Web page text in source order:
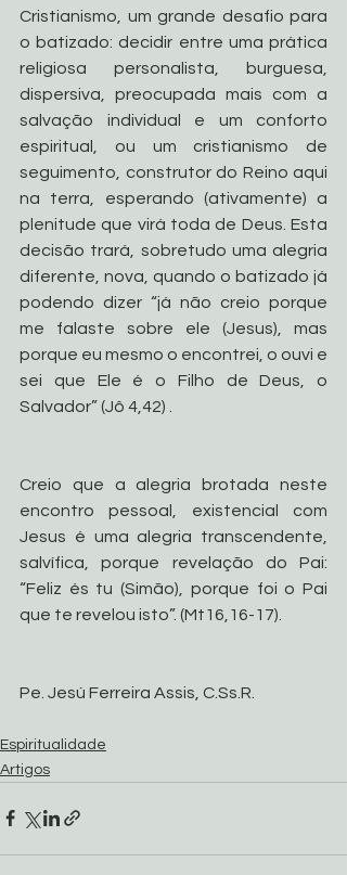
Cristianismo, um grande desafio para
o batizado: decidir entre uma prática
religiosa personalista, burguesa,
dispersiva, preocupada mais com a
salvação individual e um conforto
espiritual, ou um cristianismo de
seguimento, construtor do Reino aqui
na terra, esperando (ativamente) a
plenitude que virá toda de Deus. Esta
decisão trará, sobretudo uma alegria
diferente, nova, quando o batizado já
podendo dizer “já não creio porque
me falaste sobre ele (Jesus), mas
porque eu mesmo o encontrei, o ouvi e
sei que Ele é o Filho de Deus, o
Salvador” (Jô 4,42) .
Creio que a alegria brotada neste
encontro pessoal, existencial com
Jesus é uma alegria transcendente,
salvífica, porque revelação do Pai:
“Feliz és tu (Simão), porque foi o Pai
que te revelou isto”. (Mt16,16-17).
Pe. Jesú Ferreira Assis, C.Ss.R.
Espiritualidade
Artigos